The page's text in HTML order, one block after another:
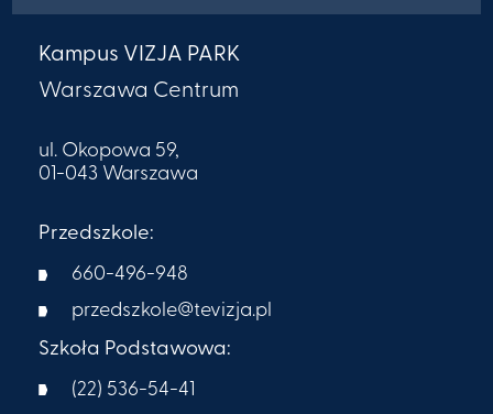
Kampus VIZJA PARK
Warszawa Centrum
ul. Okopowa 59,
01-043 Warszawa
Przedszkole:
660-496-948
przedszkole@tevizja.pl
Szkoła Podstawowa:
(22) 536-54-41